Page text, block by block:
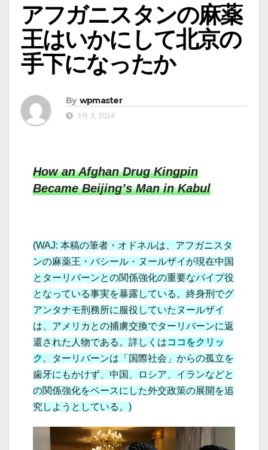
アフガニスタンの麻薬
王はいかにして北京の
手下になったか
By wpmaster
3月 3, 2024
How an Afghan Drug Kingpin
Became Beijing’s Man in Kabul
(WAJ: 本稿の筆者・オドネルは、アフガニスタ
ンの麻薬王・バシール・ヌールザイが現在中国
とターリバーンとの関係強化の重要なパイプ役
となっている事実を暴露している。終身刑でグ
アンタナモ刑務所に服役していたヌールザイ
は、アメリカとの捕虜交換でターリバーンに返
還された人物である。詳しくはココをクリッ
ク 。ターリバーンは「国際社会」からの孤立を
歯牙にもかけず、中国、ロシア、イランなどと
の関係強化をベースにした外交政策の展開を追
究しようとしている。)